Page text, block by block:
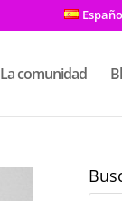
La comunidad